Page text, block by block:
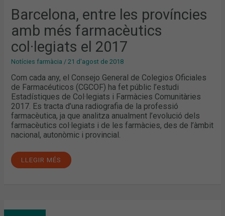
Barcelona, entre les províncies
amb més farmacèutics
col·legiats el 2017
Notícies farmàcia /21 d'agost de 2018
Com cada any, el Consejo General de Colegios Oficiales
de Farmacéuticos (CGCOF) ha fet públic l’estudi
Estadístiques de Col·legiats i Farmàcies Comunitàries
2017. Es tracta d’una radiografia de la professió
farmacèutica, ja que analitza anualment l’evolució dels
farmacèutics col·legiats i de les farmàcies, des de l’àmbit
nacional, autonòmic i provincial.
2017
LLEGIR MÉS
MEMÒRIA